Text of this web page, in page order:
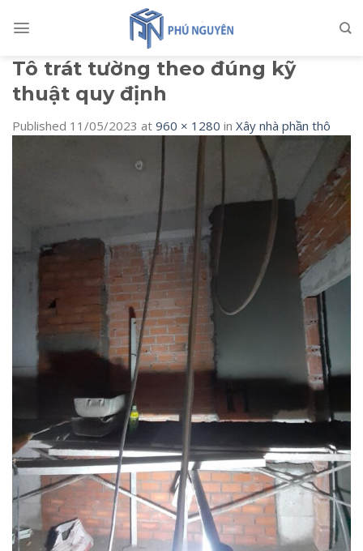
Tô trát tường theo đúng kỹ
thuật quy định
Published 11/05/2023 at 960 × 1280 in Xây nhà phần thô